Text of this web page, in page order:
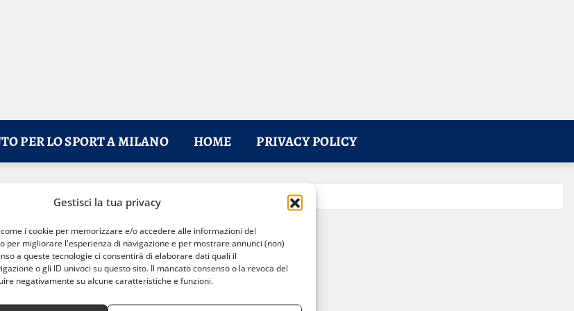
Gestisci la tua privacy
i cookie per memorizzare e/o accedere alle informazioni del
per migliorare l'esperienza di navigazione e per mostrare annunci (non)
a queste tecnologie ci consentirà di elaborare dati quali il
o gli ID univoci su questo sito. Il mancato consenso o la revoca del
negativamente su alcune caratteristiche e funzioni.
PER LO SPORT A MILANO HOME PRIVACY POLICY
per Menon e Mercogliano